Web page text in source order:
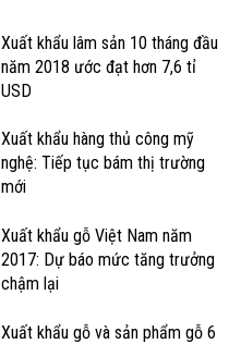
Xuất khẩu lâm sản 10 tháng đầu
năm 2018 ước đạt hơn 7,6 tỉ
USD
Xuất khẩu hàng thủ công mỹ
nghệ: Tiếp tục bám thị trường
mới
Xuất khẩu gỗ Việt Nam năm
2017: Dự báo mức tăng trưởng
chậm lại
Xuất khẩu gỗ và sản phẩm gỗ 6